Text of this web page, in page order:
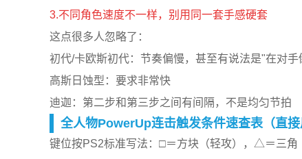
3.不同角色速度不一样，别用同一套手感硬套
这点很多人忽略了：
初代/卡欧斯初代：节奏偏慢，甚至有说法是"在对
高斯日蚀型：要求非常快
迪迦：第二步和第三步之间有间隔，不是均匀节拍
全人物PowerUp连击触发条件速查表（直接
键位按PS2标准写法：□＝方块（轻攻），△＝三